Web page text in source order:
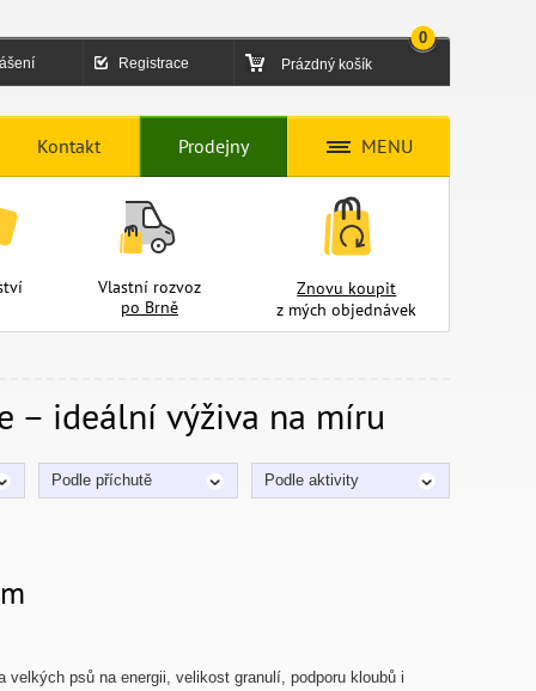
Registrace Prázdný košík
0
Kontakt Prodejny MENU
Vlastní rozvoz
po Brně
Znovu koupit
z mých objednávek
– ideální výživa na míru
Podle příchutě Podle aktivity
psů na energii, velikost granulí, podporu kloubů i